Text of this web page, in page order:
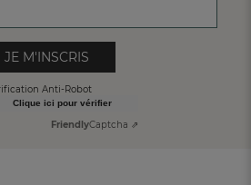
JE M'INSCRIS
Anti-Robot
Clique ici pour vérifier
FriendlyCaptcha ⇗